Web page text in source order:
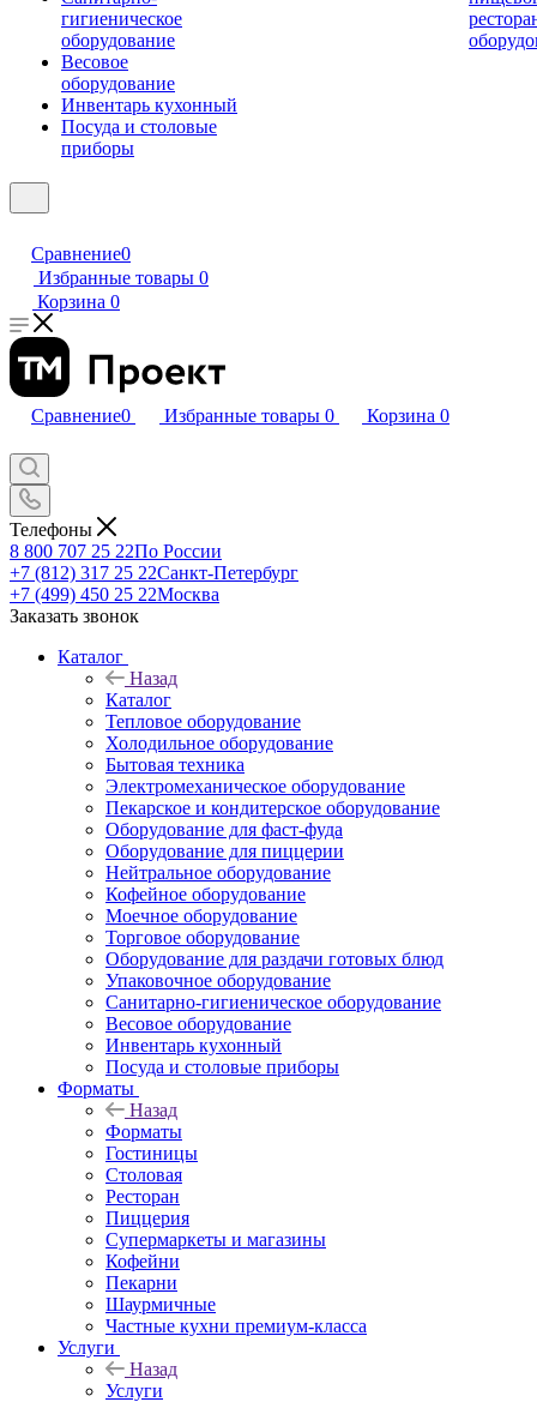
гигиеническое
оборудование
Весовое
оборудование
Инвентарь кухонный
Посуда и столовые
приборы
Сравнение0
Избранные товары 0
Корзина 0
Сравнение0 Избранные товары 0 Корзина 0
Телефоны
8 800 707 25 22По России
+7 (812) 317 25 22Санкт-Петербург
+7 (499) 450 25 22Москва
Заказать звонок
Каталог
Назад
Каталог
Тепловое оборудование
Холодильное оборудование
Бытовая техника
Электромеханическое оборудование
Пекарское и кондитерское оборудование
Оборудование для фаст-фуда
Оборудование для пиццерии
Нейтральное оборудование
Кофейное оборудование
Моечное оборудование
Торговое оборудование
Оборудование для раздачи готовых блюд
Упаковочное оборудование
Санитарно-гигиеническое оборудование
Весовое оборудование
Инвентарь кухонный
Посуда и столовые приборы
Форматы
Назад
Форматы
Гостиницы
Столовая
Ресторан
Пиццерия
Супермаркеты и магазины
Кофейни
Пекарни
Шаурмичные
Частные кухни премиум-класса
Услуги
Назад
Услуги